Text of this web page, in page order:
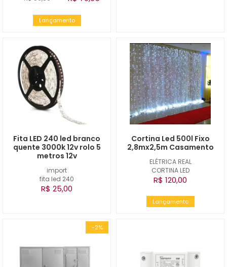
Lançamento
import
fita led 240
Fita LED 240 led branco
quente 3000k 12v rolo 5
metros 12v
R$ 25,00
ELÉTRICA REAL
CORTINA LED
Cortina Led 500l Fixo
2,8mx2,5m Casamento
R$ 120,00
Lançamento
-2%